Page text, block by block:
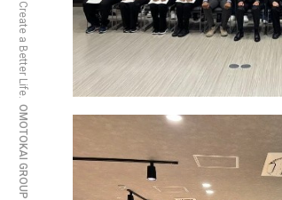
Create a Better Life.
OMOTOKAI GROUP